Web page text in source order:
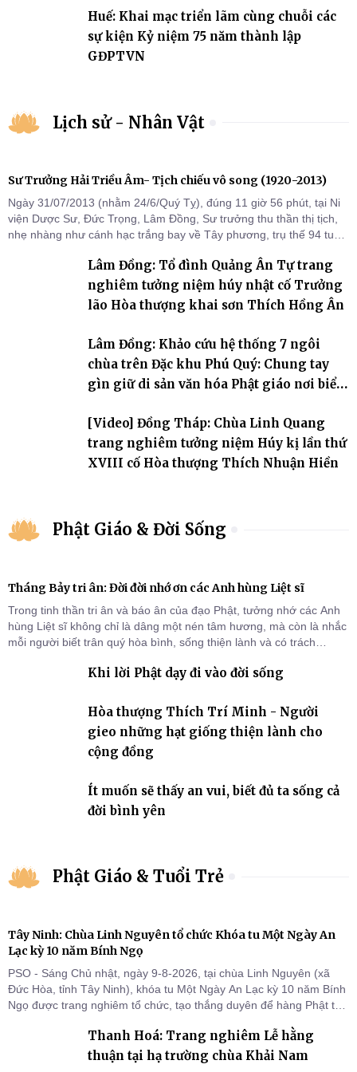
Huế: Khai mạc triển lãm cùng chuỗi các
sự kiện Kỷ niệm 75 năm thành lập
GĐPTVN
Lịch sử - Nhân Vật
Sư Trưởng Hải Triều Âm- Tịch chiếu vô song (1920-2013)
Ngày 31/07/2013 (nhằm 24/6/Quý Tỵ), đúng 11 giờ 56 phút, tại Ni
viện Dược Sư, Đức Trọng, Lâm Đồng, Sư trưởng thu thần thị tịch,
nhẹ nhàng như cánh hạc trắng bay về Tây phương, trụ thế 94 tuổi
Lâm Đồng: Tổ đình Quảng Ân Tự trang
nghiêm tưởng niệm húy nhật cố Trưởng
lão Hòa thượng khai sơn Thích Hồng Ân
Lâm Đồng: Khảo cứu hệ thống 7 ngôi
chùa trên Đặc khu Phú Quý: Chung tay
gìn giữ di sản văn hóa Phật giáo nơi biển
[Video] Đồng Tháp: Chùa Linh Quang
trang nghiêm tưởng niệm Húy kị lần thứ
XVIII cố Hòa thượng Thích Nhuận Hiền
Phật Giáo & Đời Sống
Tháng Bảy tri ân: Đời đời nhớ ơn các Anh hùng Liệt sĩ
Trong tinh thần tri ân và báo ân của đạo Phật, tưởng nhớ các Anh
hùng Liệt sĩ không chỉ là dâng một nén tâm hương, mà còn là nhắc
mỗi người biết trân quý hòa bình, sống thiện lành và có trách
Khi lời Phật dạy đi vào đời sống
Hòa thượng Thích Trí Minh - Người
gieo những hạt giống thiện lành cho
cộng đồng
Ít muốn sẽ thấy an vui, biết đủ ta sống cả
đời bình yên
Phật Giáo & Tuổi Trẻ
Tây Ninh: Chùa Linh Nguyên tổ chức Khóa tu Một Ngày An
Lạc kỳ 10 năm Bính Ngọ
PSO - Sáng Chủ nhật, ngày 9-8-2026, tại chùa Linh Nguyên (xã
Đức Hòa, tỉnh Tây Ninh), khóa tu Một Ngày An Lạc kỳ 10 năm Bính
Ngọ được trang nghiêm tổ chức, tạo thắng duyên để hàng Phật tử
đời sống thiện lành.Thanh Hoá: Trang nghiêm Lễ hằng
thuận tại hạ trường chùa Khải Nam